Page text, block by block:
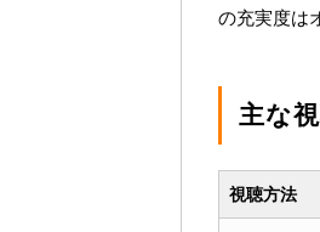
の充実度は
主な
視聴方法